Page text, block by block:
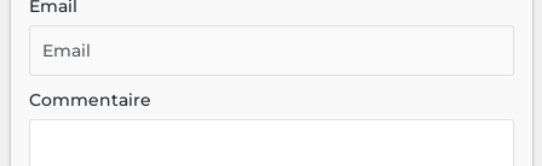
Email
Commentaire